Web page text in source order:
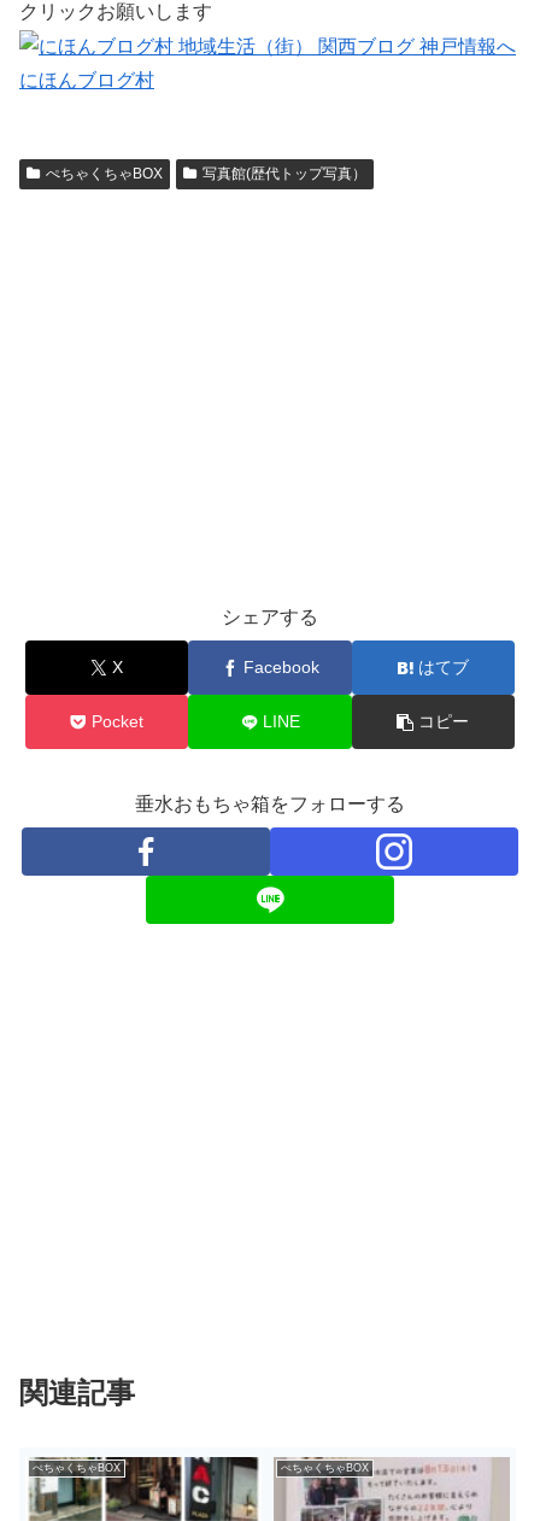
クリックお願いします
にほんブログ村
ぺちゃくちゃBOX 写真館(歴代トップ写真）
シェアする
X Facebook はてブ
Pocket LINE コピー
垂水おもちゃ箱をフォローする
関連記事
ぺちゃくちゃBOX ぺちゃくちゃBOX